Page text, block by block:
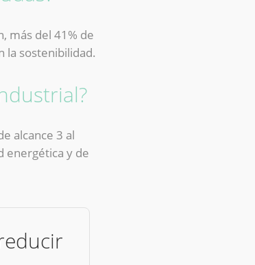
más del 41% de
la sostenibilidad.
alcance 3 al
energética y de